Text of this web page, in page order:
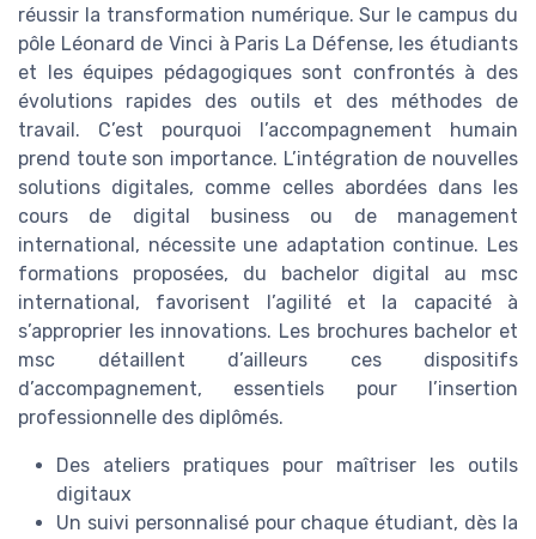
réussir la transformation numérique. Sur le campus du
pôle Léonard de Vinci à Paris La Défense, les étudiants
et les équipes pédagogiques sont confrontés à des
évolutions rapides des outils et des méthodes de
travail. C’est pourquoi l’accompagnement humain
prend toute son importance. L’intégration de nouvelles
solutions digitales, comme celles abordées dans les
cours de digital business ou de management
international, nécessite une adaptation continue. Les
formations proposées, du bachelor digital au msc
international, favorisent l’agilité et la capacité à
s’approprier les innovations. Les brochures bachelor et
msc détaillent d’ailleurs ces dispositifs
d’accompagnement, essentiels pour l’insertion
professionnelle des diplômés.
Des ateliers pratiques pour maîtriser les outils
digitaux
Un suivi personnalisé pour chaque étudiant, dès la